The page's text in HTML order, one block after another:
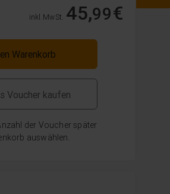
inkl. MwSt. 45,99€
Warenkorb
Voucher kaufen
der Voucher später
auswählen.